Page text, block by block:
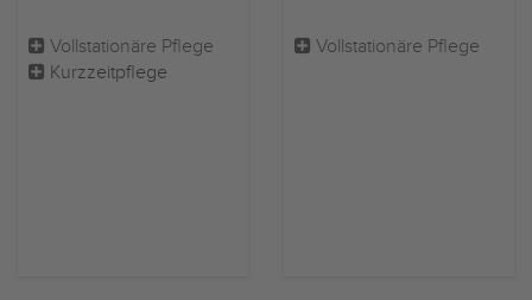
Vollstationäre Pflege
Kurzzeitpflege
Vollstationäre Pflege